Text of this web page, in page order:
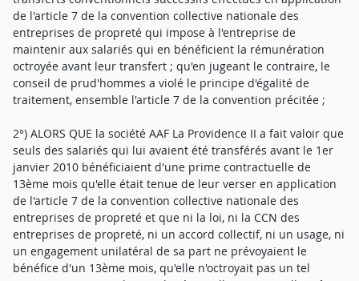
de l'article 7 de la convention collective nationale des
entreprises de propreté qui impose à l'entreprise de
maintenir aux salariés qui en bénéficient la rémunération
octroyée avant leur transfert ; qu'en jugeant le contraire, le
conseil de prud'hommes a violé le principe d'égalité de
traitement, ensemble l'article 7 de la convention précitée ;
2°) ALORS QUE la société AAF La Providence II a fait valoir que
seuls des salariés qui lui avaient été transférés avant le 1er
janvier 2010 bénéficiaient d'une prime contractuelle de
13ème mois qu'elle était tenue de leur verser en application
de l'article 7 de la convention collective nationale des
entreprises de propreté et que ni la loi, ni la CCN des
entreprises de propreté, ni un accord collectif, ni un usage, ni
un engagement unilatéral de sa part ne prévoyaient le
bénéfice d'un 13ème mois, qu'elle n'octroyait pas un tel